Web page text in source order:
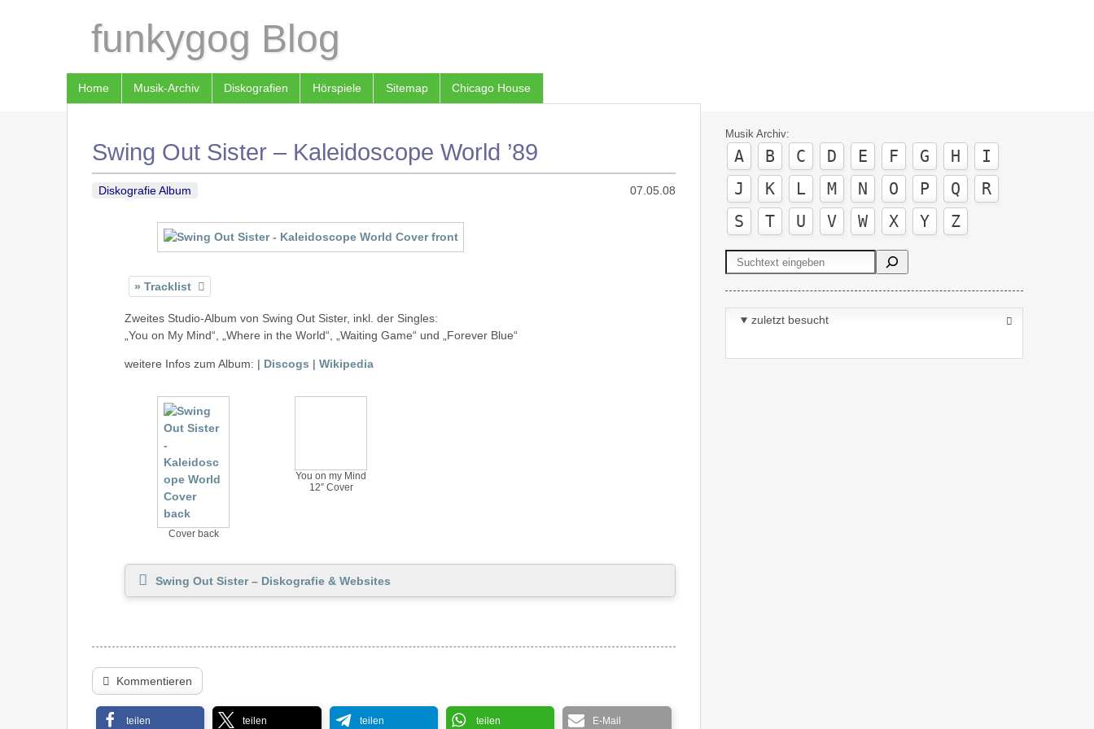
funkygog Blog
Home Musik-Archiv Diskografien Hörspiele Sitemap Chicago House
Swing Out Sister – Kaleidoscope World ’89
Diskografie Album 07.05.08
Tracklist
Zweites Studio-Album von Swing Out Sister, inkl. der Singles:
„You on My Mind“, „Where in the World“, „Waiting Game“ und „Forever Blue“
weitere Infos zum Album: | Discogs | Wikipedia
Cover back
You on my Mind
12″ Cover
Swing Out Sister – Diskografie & Websites
Kommentieren
teilen teilen teilen teilen E-Mail
Musik Archiv:
A B C D E F G H
I
J
K L M N O P Q
R
S
T U V W X Y Z
Suchen
zuletzt besucht